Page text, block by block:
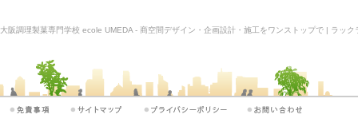
大阪調理製菓専門学校 ecole UMEDA - 商空間デザイン・企画設計・施工をワンストップで | ラッ